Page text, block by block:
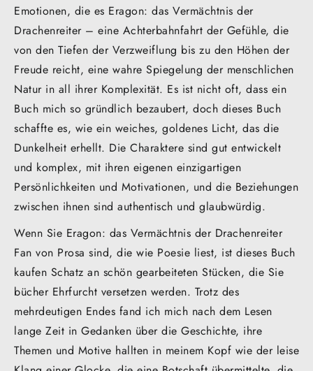
Emotionen, die es Eragon: das Vermächtnis der
Drachenreiter – eine Achterbahnfahrt der Gefühle, die
von den Tiefen der Verzweiflung bis zu den Höhen der
Freude reicht, eine wahre Spiegelung der menschlichen
Natur in all ihrer Komplexität. Es ist nicht oft, dass ein
Buch mich so gründlich bezaubert, doch dieses Buch
schaffte es, wie ein weiches, goldenes Licht, das die
Dunkelheit erhellt. Die Charaktere sind gut entwickelt
und komplex, mit ihren eigenen einzigartigen
Persönlichkeiten und Motivationen, und die Beziehungen
zwischen ihnen sind authentisch und glaubwürdig.
Wenn Sie Eragon: das Vermächtnis der Drachenreiter
Fan von Prosa sind, die wie Poesie liest, ist dieses Buch
kaufen Schatz an schön gearbeiteten Stücken, die Sie
bücher Ehrfurcht versetzen werden. Trotz des
mehrdeutigen Endes fand ich mich nach dem Lesen
lange Zeit in Gedanken über die Geschichte, ihre
Themen und Motive hallten in meinem Kopf wie der leise